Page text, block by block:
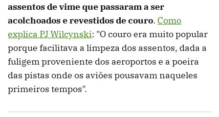
assentos de vime que passaram a ser
acolchoados e revestidos de couro. Como
explica PJ Wilcynski: "O couro era muito popular
porque facilitava a limpeza dos assentos, dada a
fuligem proveniente dos aeroportos e a poeira
das pistas onde os aviões pousavam naqueles
primeiros tempos".